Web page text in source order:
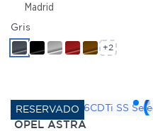
Madrid
Gris
+2
OPEL ASTRA